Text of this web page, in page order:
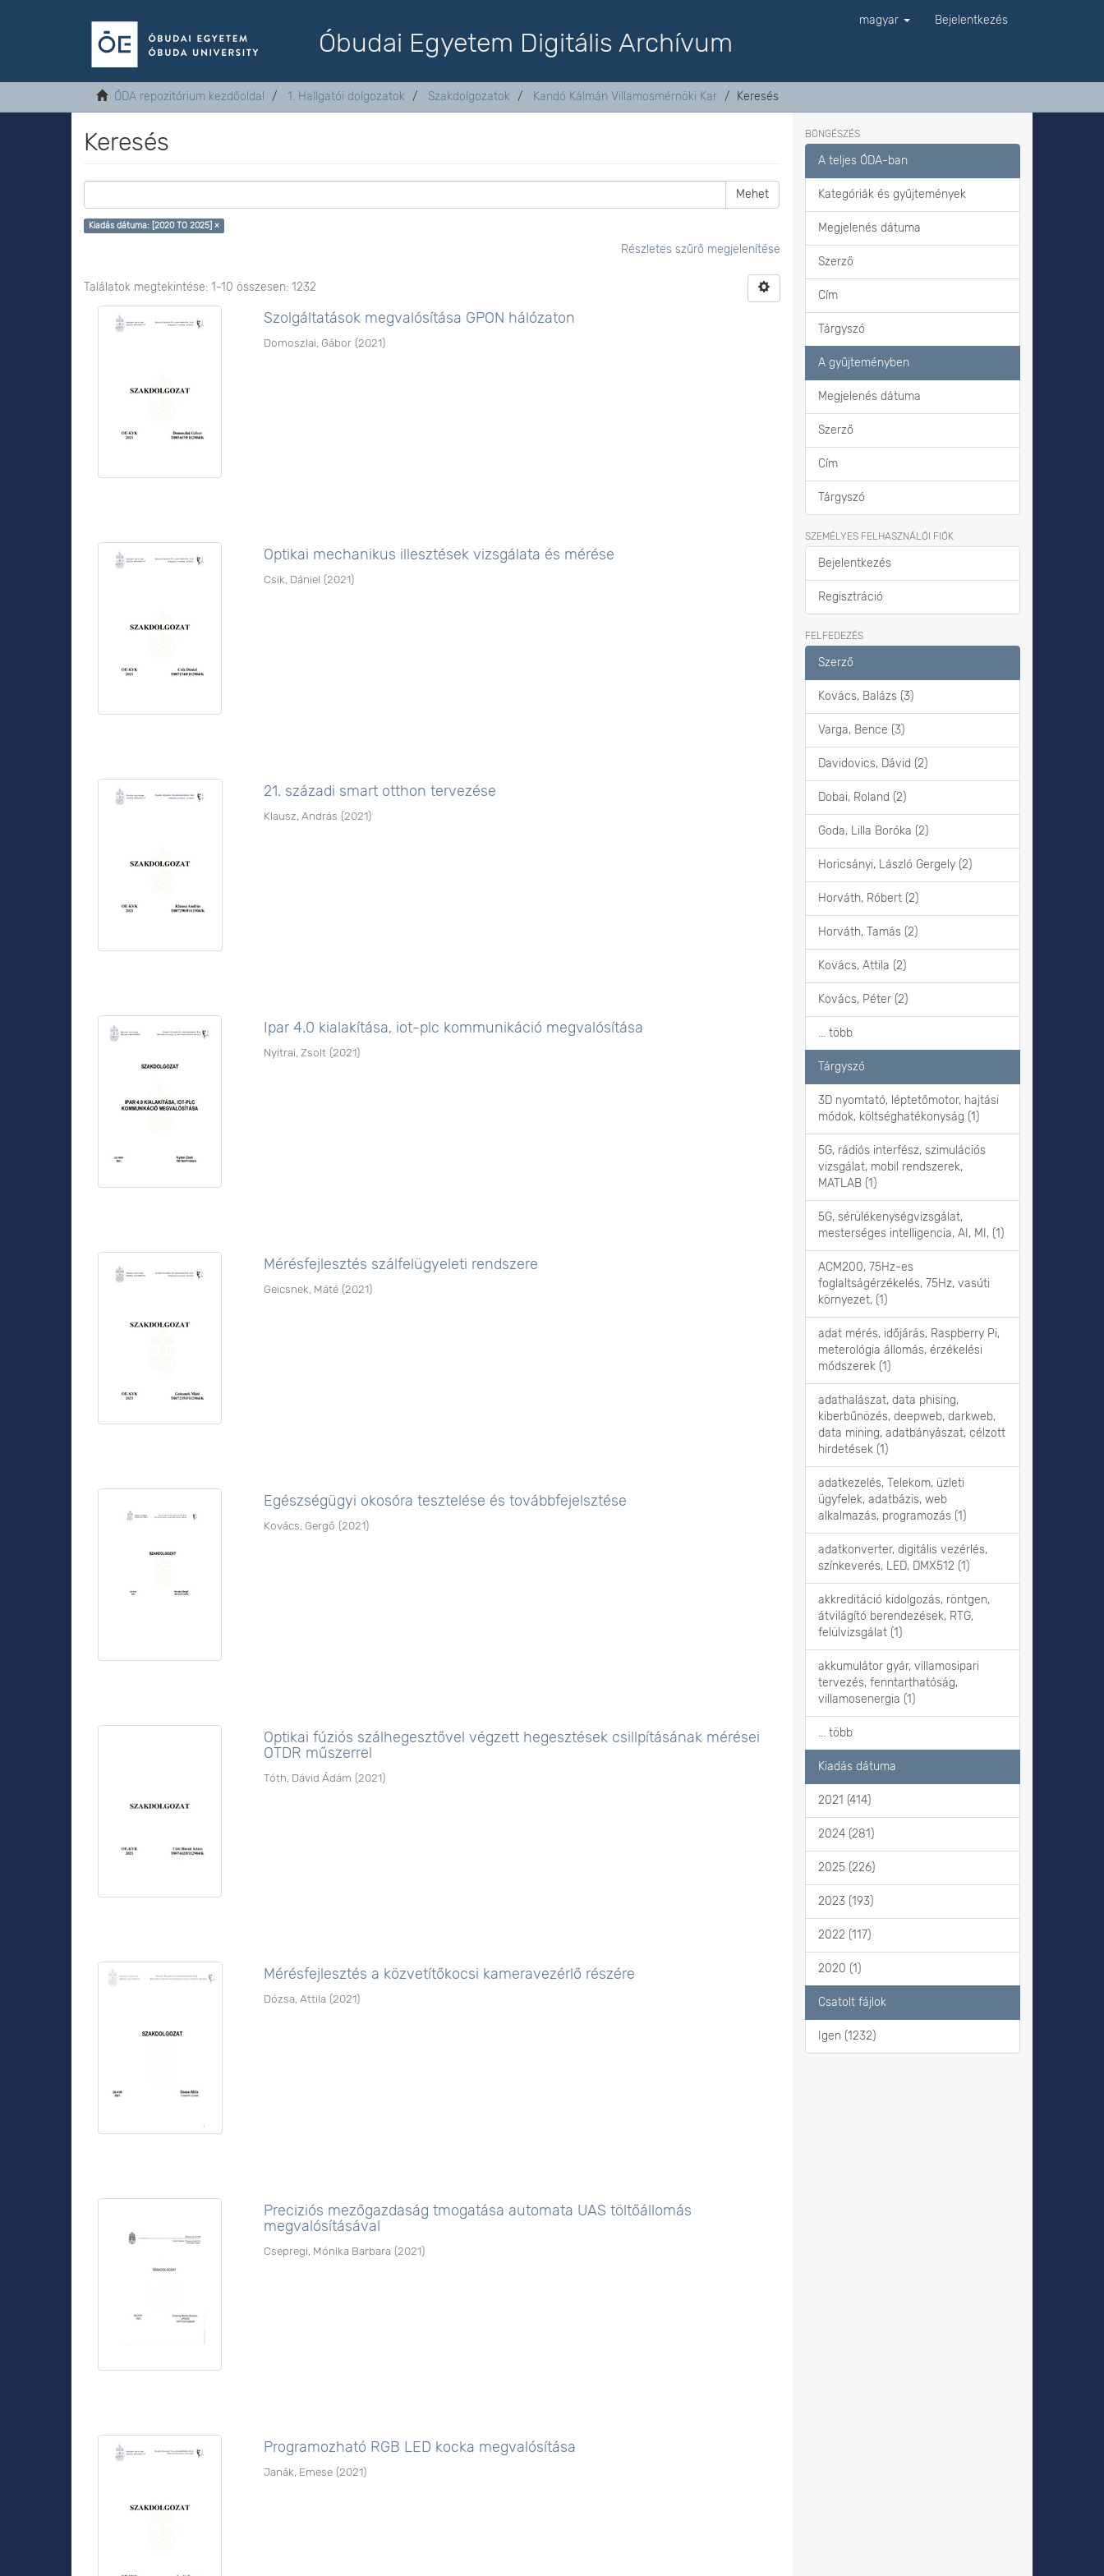
Óbudai Egyetem Digitális Archívum
magyar Bejelentkezés
ÓDA repozitórium kezdőoldal 1. Hallgatói dolgozatok Szakdolgozatok Kandó Kálmán Villamosmérnöki Kar Keresés
Keresés
Mehet
Kiadás dátuma: [2020 TO 2025] ×
Részletes szűrő megjelenítése
Találatok megtekintése: 1-10 összesen: 1232
Szolgáltatások megvalósítása GPON hálózaton
Domoszlai, Gábor (2021)
Optikai mechanikus illesztések vizsgálata és mérése
Csik, Dániel (2021)
21. századi smart otthon tervezése
Klausz, András (2021)
Ipar 4.0 kialakítása, iot-plc kommunikáció megvalósítása
Nyitrai, Zsolt (2021)
Mérésfejlesztés szálfelügyeleti rendszere
Geicsnek, Máté (2021)
Egészségügyi okosóra tesztelése és továbbfejelsztése
Kovács, Gergő (2021)
Optikai fúziós szálhegesztővel végzett hegesztések csillpításának mérései
OTDR műszerrel
Tóth, Dávid Ádám (2021)
Mérésfejlesztés a közvetítőkocsi kameravezérlő részére
Dózsa, Attila (2021)
Preciziós mezőgazdaság tmogatása automata UAS töltőállomás
megvalósításával
Csepregi, Mónika Barbara (2021)
Programozható RGB LED kocka megvalósítása
Janák, Emese (2021)
BÖNGÉSZÉS
A teljes ÓDA-ban
Kategóriák és gyűjtemények
Megjelenés dátuma
Szerző
Cím
Tárgyszó
A gyűjteményben
Megjelenés dátuma
Szerző
Cím
Tárgyszó
SZEMÉLYES FELHASZNÁLÓI FIÓK
Bejelentkezés
Regisztráció
FELFEDEZÉS
Szerző
Kovács, Balázs (3)
Varga, Bence (3)
Davidovics, Dávid (2)
Dobai, Roland (2)
Goda, Lilla Boróka (2)
Horicsányi, László Gergely (2)
Horváth, Róbert (2)
Horváth, Tamás (2)
Kovács, Attila (2)
Kovács, Péter (2)
... több
Tárgyszó
3D nyomtató, léptetőmotor, hajtási
módok, költséghatékonyság (1)
5G, rádiós interfész, szimulációs
vizsgálat, mobil rendszerek,
MATLAB (1)
5G, sérülékenységvizsgálat,
mesterséges intelligencia, AI, MI, (1)
ACM200, 75Hz-es
foglaltságérzékelés, 75Hz, vasúti
környezet, (1)
adat mérés, időjárás, Raspberry Pi,
meterológia állomás, érzékelési
módszerek (1)
adathalászat, data phising,
kiberbűnözés, deepweb, darkweb,
data mining, adatbányászat, célzott
hirdetések (1)
adatkezelés, Telekom, üzleti
ügyfelek, adatbázis, web
alkalmazás, programozás (1)
adatkonverter, digitális vezérlés,
színkeverés, LED, DMX512 (1)
akkreditáció kidolgozás, röntgen,
átvilágító berendezések, RTG,
felülvizsgálat (1)
akkumulátor gyár, villamosipari
tervezés, fenntarthatóság,
villamosenergia (1)
... több
Kiadás dátuma
2021 (414)
2024 (281)
2025 (226)
2023 (193)
2022 (117)
2020 (1)
Csatolt fájlok
Igen (1232)